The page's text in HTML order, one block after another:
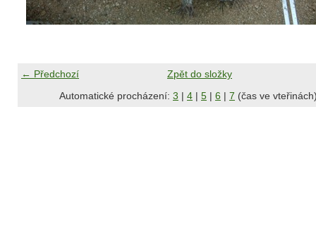
← Předchozí
Zpět do složky
Automatické procházení: 3 | 4 | 5 | 6 | 7 (čas ve